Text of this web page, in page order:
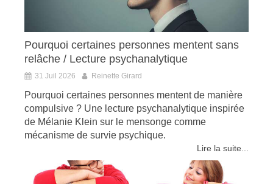
Pourquoi certaines personnes mentent sans
relâche / Lecture psychanalytique
31 Juil 2026 Reinette Girard
Pourquoi certaines personnes mentent de manière
compulsive ? Une lecture psychanalytique inspirée
de Mélanie Klein sur le mensonge comme
mécanisme de survie psychique.
Lire la suite...